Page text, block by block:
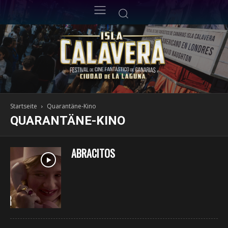
Startseite Quarantäne-Kino
QUARANTÄNE-KINO
ABRACITOS